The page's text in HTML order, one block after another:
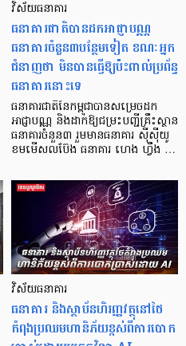
វិស័យធនាគារ
ធនាគារជាតិបានដកអាជ្ញាបណ្ណ
ធនាគារចំនួន៣បន្ថែមទៀត ខណៈអ្នក
ជំនាញថា មិនបានធ្វើឱ្យប៉ះពាល់ប្រព័ន្ធ
ធនាគារនោះទេ
ធនាគារជាតិនៃកម្ពុជាបានសម្រេចដក
អាជ្ញាបណ្ណ និងដាក់ឱ្យជម្រះបញ្ជីគ្រឹះស្ថាន
ធនាគារចំនួន៣ រួមមានធនាគារ ស៊ីស៊ីយូ
ខមមើសលប៊ែង ធនាគារ ហេង ហ្វឹង …
វិស័យធនាគារ
ធនាគារ និងស្ថាប័នហិរញ្ញវត្ថុនៅថៃ
កំពុងប្រឈមហានិភ័យខ្ពស់ពីការបោក